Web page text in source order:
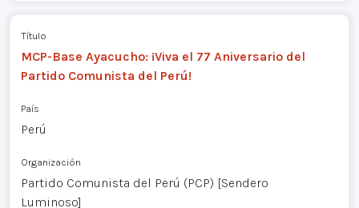
Título
MCP-Base Ayacucho: ¡Viva el 77 Aniversario del
Partido Comunista del Perú!
País
Perú
Organización
Partido Comunista del Perú (PCP) [Sendero
Luminoso]